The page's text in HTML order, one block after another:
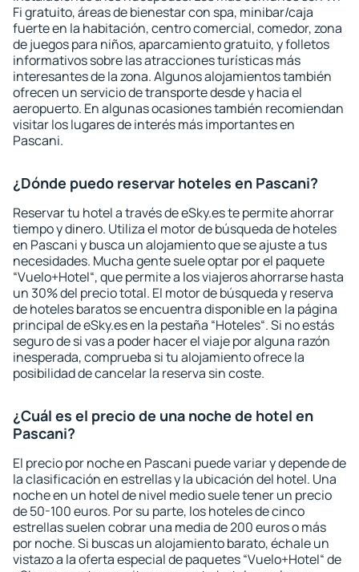
Fi gratuito, áreas de bienestar con spa, minibar/caja
fuerte en la habitación, centro comercial, comedor, zona
de juegos para niños, aparcamiento gratuito, y folletos
informativos sobre las atracciones turísticas más
interesantes de la zona. Algunos alojamientos también
ofrecen un servicio de transporte desde y hacia el
aeropuerto. En algunas ocasiones también recomiendan
visitar los lugares de interés más importantes en
Pascani.
¿Dónde puedo reservar hoteles en Pascani?
Reservar tu hotel a través de eSky.es te permite ahorrar
tiempo y dinero. Utiliza el motor de búsqueda de hoteles
en Pascani y busca un alojamiento que se ajuste a tus
necesidades. Mucha gente suele optar por el paquete
“Vuelo+Hotel“, que permite a los viajeros ahorrarse hasta
un 30% del precio total. El motor de búsqueda y reserva
de hoteles baratos se encuentra disponible en la página
principal de eSky.es en la pestaña “Hoteles“. Si no estás
seguro de si vas a poder hacer el viaje por alguna razón
inesperada, comprueba si tu alojamiento ofrece la
posibilidad de cancelar la reserva sin coste.
¿Cuál es el precio de una noche de hotel en
Pascani?
El precio por noche en Pascani puede variar y depende de
la clasificación en estrellas y la ubicación del hotel. Una
noche en un hotel de nivel medio suele tener un precio
de 50-100 euros. Por su parte, los hoteles de cinco
estrellas suelen cobrar una media de 200 euros o más
por noche. Si buscas un alojamiento barato, échale un
vistazo a la oferta especial de paquetes “Vuelo+Hotel“ de